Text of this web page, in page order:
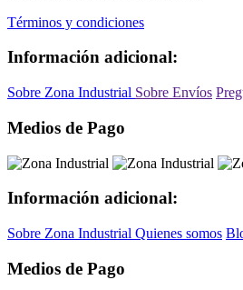
Términos y condiciones
Información adicional:
Sobre Zona Industrial Sobre Envíos
Medios de Pago
Información adicional:
Sobre Zona Industrial Quienes somos
Medios de Pago